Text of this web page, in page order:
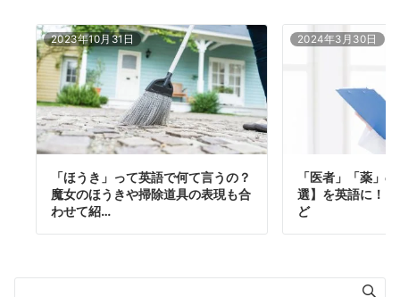
2023年10月31日
「ほうき」って英語で何て言うの？
魔女のほうきや掃除道具の表現も合
わせて紹…
2024年3月30日
「医者」「薬」
選】を英語に！
ど